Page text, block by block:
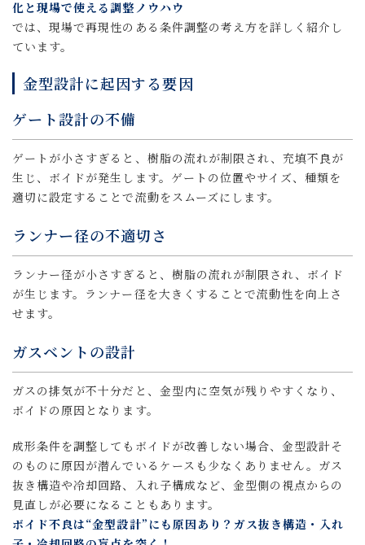
化と現場で使える調整ノウハウ
では、現場で再現性のある条件調整の考え方を詳しく紹介し
ています。
金型設計に起因する要因
ゲート設計の不備
ゲートが小さすぎると、樹脂の流れが制限され、充填不良が
生じ、ボイドが発生します。ゲートの位置やサイズ、種類を
適切に設定することで流動をスムーズにします。
ランナー径の不適切さ
ランナー径が小さすぎると、樹脂の流れが制限され、ボイド
が生じます。ランナー径を大きくすることで流動性を向上さ
せます。
ガスベントの設計
ガスの排気が不十分だと、金型内に空気が残りやすくなり、
ボイドの原因となります。
成形条件を調整してもボイドが改善しない場合、金型設計そ
のものに原因が潜んでいるケースも少なくありません。ガス
抜き構造や冷却回路、入れ子構成など、金型側の視点からの
見直しが必要になることもあります。
ボイド不良は“金型設計”にも原因あり？ガス抜き構造・入れ